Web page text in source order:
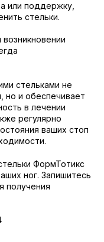
или поддержку,
стельки.
возникновении
стельками не
но и обеспечивает
в лечении
регулярно
ваших стоп
ФормТотикс
ног. Запишитесь
получения